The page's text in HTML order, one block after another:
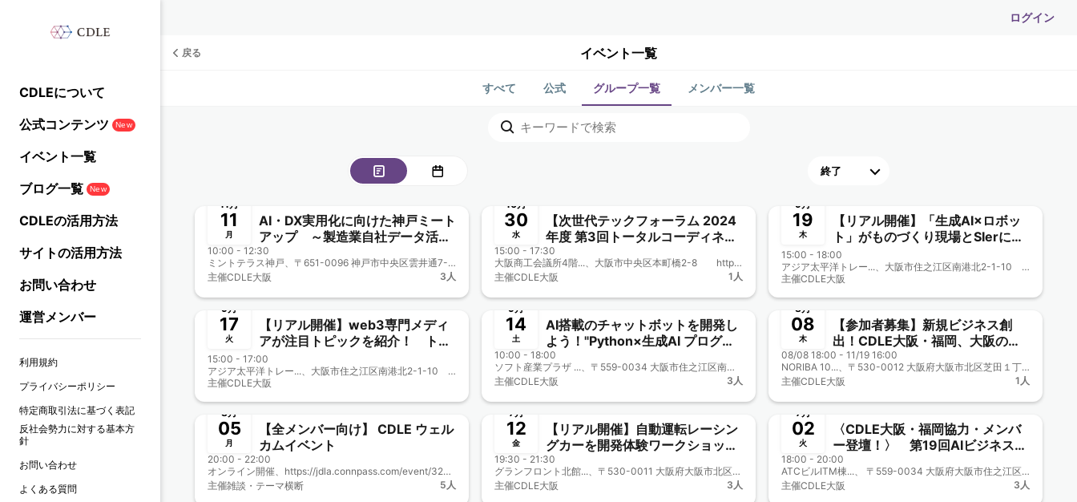
ログイン
CDLEについて
公式コンテンツ
New
イベント一覧
ブログ一覧
New
CDLEの活用方法
サイトの活用方法
お問い合わせ
運営メンバー
利用規約
プライバシーポリシー
特定商取引法に基づく表記
反社会勢力に対する基本方
針
お問い合わせ
よくある質問
戻る イベント一覧
すべて 公式 グループ一覧 メンバー一覧
11月
11
月
AI・DX実用化に向けた神戸ミート
アップ ～製造業自社データ活用
の基礎から実用まで～ 兼CDLE
大阪Meetup#35
10:00 - 12:30
ミントテラス神戸、〒651-0096 神戸市中央区雲井通7-1-1 ミント神戸17F
主催CDLE大阪 3人
10月
30
水
【次世代テックフォーラム 2024
年度 第3回トータルコーディネー
ト会議(大阪商工会議所主催) 兼
CDLE大阪Meetup#34】
15:00 - 17:30
大阪商工会議所4階...、大阪市中央区本町橋2-8 https://www.osaka.cci.or.jp/access/access_cci.html
主催CDLE大阪 1人
9月
19
木
【リアル開催】「生成AI×ロボッ
ト」がものづくり現場とSIerに与
える変革 TEQS様相乗り企画
CDLE大阪Meetup#33
15:00 - 18:00
アジア太平洋トレー...、大阪市住之江区南港北2-1-10 アジア太平洋トレードセンター（ATC）内 ITM棟6階
主催CDLE大阪
9月
17
火
【リアル開催】web3専門メディ
アが注目トピックを紹介！ トレ
ンドから見えるビジネスのツボ
TEQS様相乗り企画 CDLE大阪
Meetup#32
15:00 - 17:00
アジア太平洋トレー...、大阪市住之江区南港北2-1-10 アジア太平洋トレードセンター（ATC）内 ITM棟6階
主催CDLE大阪
9月
14
土
AI搭載のチャットボットを開発し
よう！"Python×生成AI プログラ
ミング実践講座"のご案内
10:00 - 18:00
ソフト産業プラザ ...、〒559-0034 大阪市住之江区南港北2-1-10 ATCビルITM棟 6階
主催CDLE大阪 3人
終了
8月
08
木
【参加者募集】新規ビジネス創
出！CDLE大阪・福岡、大阪の公
益事業に協力参画
08/08 18:00 - 11/19 16:00
NORIBA 10...、〒530-0012 大阪府大阪市北区芝田１丁目１−３
主催CDLE大阪 1人
終了
8月
05
月
【全メンバー向け】 CDLE ウェル
カムイベント
20:00 - 22:00
オンライン開催、https://jdla.connpass.com/event/324118/
主催雑談・テーマ横断 5人
7月
12
金
【リアル開催】自動運転レーシン
グカーを開発体験ワークショッ
プ！ CDLE大阪Meetup#31
19:30 - 21:30
グランフロント北館...、〒530-0011 大阪府大阪市北区大深町3-1 グランフロント大阪 北館内
主催CDLE大阪 3人
7月
02
火
〈CDLE大阪・福岡協力・メンバ
ー登壇！〉 第19回AIビジネス研
究会-「LINE×AI」で新しいビジネ
スの可能性を探る-兼CDLE大阪
Meetup#30
18:00 - 20:00
ATCビルITM棟...、 〒559-0034 大阪府大阪市住之江区南港北２丁目１−１０
主催CDLE大阪 3人